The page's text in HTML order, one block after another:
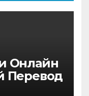
Онлайн
Перевод